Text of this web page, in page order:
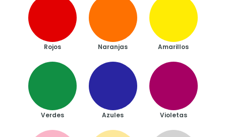
Rojos Naranjas Amarillos
Verdes Azules Violetas